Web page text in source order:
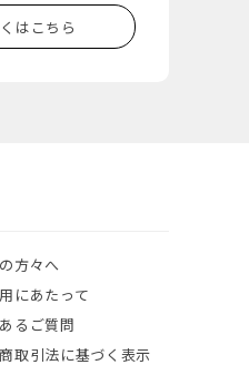
はこちら
方々へ
にあたって
るご質問
取引法に基づく表示